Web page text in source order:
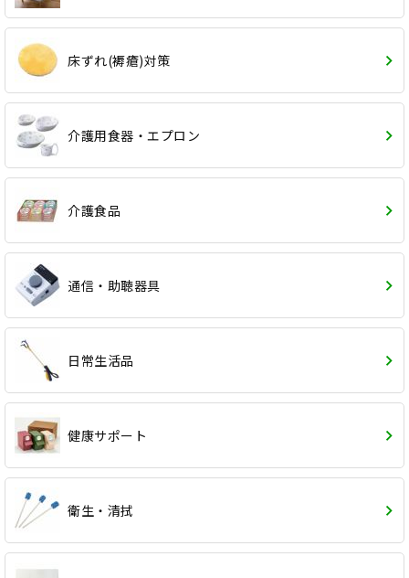
床ずれ(褥瘡)対策
介護用食器・エプロン
介護食品
通信・助聴器具
日常生活品
健康サポート
衛生・清拭